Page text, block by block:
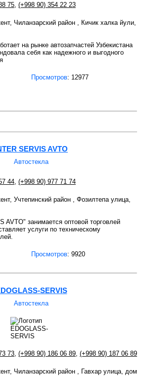
75 (+998 90) 354 22 23
Чиланзарский район , Кичик халка йули,
на рынке автозапчастей Узбекистана
себя как надежного и выгодного
Просмотров: 12977
SERVIS AVTO
Автостекла
44 (+998 90) 977 71 74
Учтепинский район , Фозилтепа улица,
AVTO" занимается оптовой торговлей
услуги по техническому
Просмотров: 9920
SERVIS
Автостекла
73 (+998 90) 186 06 89 (+998 90) 187 06 89
Чиланзарский район , Гавхар улица, дом